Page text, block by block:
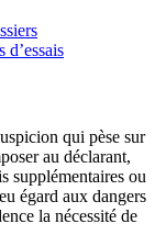
qui pèse sur
au déclarant,
supplémentaires ou
égard aux dangers
la nécessité de